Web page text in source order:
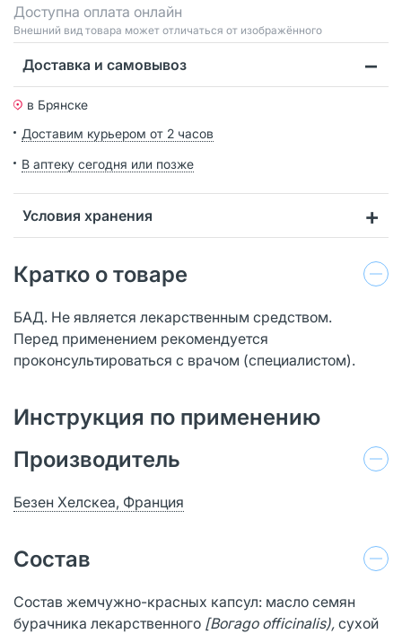
Доступна оплата онлайн
Bнешний вид товара может отличаться от изображённого
Доставка и самовывоз
в Брянске
Доставим курьером от 2 часов
В аптеку сегодня или позже
Условия хранения
Кратко о товаре
БАД. Не является лекарственным средством.
Перед применением рекомендуется
проконсультироваться с врачом (специалистом).
Инструкция по применению
Производитель
Безен Хелскеа, Франция
Состав
Состав жемчужно-красных капсул: масло семян
бурачника лекарственного [Boгago officinalis), сухой